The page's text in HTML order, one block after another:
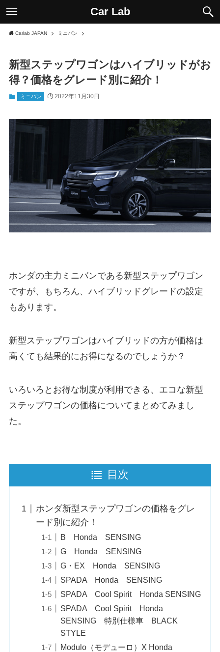
Car Lab
Carlab JAPAN ミニバン
新型ステップワゴンはハイブリッドがお
得？価格をグレード別に紹介！
ミニバン 2022年11月30日
ホンダの主力ミニバンである新型ステップワゴン
ですが、もちろん、ハイブリッドグレードの設定
もあります。
新型ステップワゴンはハイブリッドの方が価格は
高くても結果的にお得になるのでしょうか？
いろいろとお得な制度が利用できる、エコな新型
ステップワゴンの価格についてまとめてみまし
た。
目次
ホンダ新型ステップワゴンの価格をグレ
ード別に紹介！
B Honda SENSING
G Honda SENSING
G・EX Honda SENSING
SPADA Honda SENSING
SPADA Cool Spirit Honda SENSING
SPADA Cool Spirit Honda
SENSING 特別仕様車 BLACK
STYLE
Modulo（モデューロ）X Honda